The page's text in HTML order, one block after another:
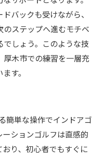
バックも受けながら、
ステップへ進むモチベ
しょう。このような技
木市での練習を一層充
す。
簡単な操作でインドアゴ
ションゴルフは直感的
り、初心者でもすぐに